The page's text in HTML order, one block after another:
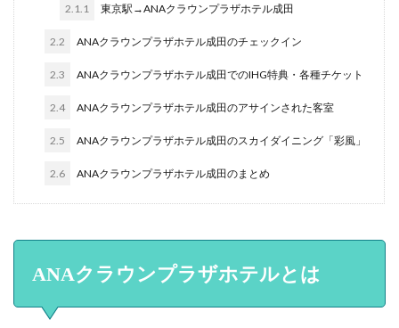
2.1.1 東京駅→ANAクラウンプラザホテル成田
2.2 ANAクラウンプラザホテル成田のチェックイン
2.3 ANAクラウンプラザホテル成田でのIHG特典・各種チケット
2.4 ANAクラウンプラザホテル成田のアサインされた客室
2.5 ANAクラウンプラザホテル成田のスカイダイニング「彩風」
2.6 ANAクラウンプラザホテル成田のまとめ
ANAクラウンプラザホテルとは